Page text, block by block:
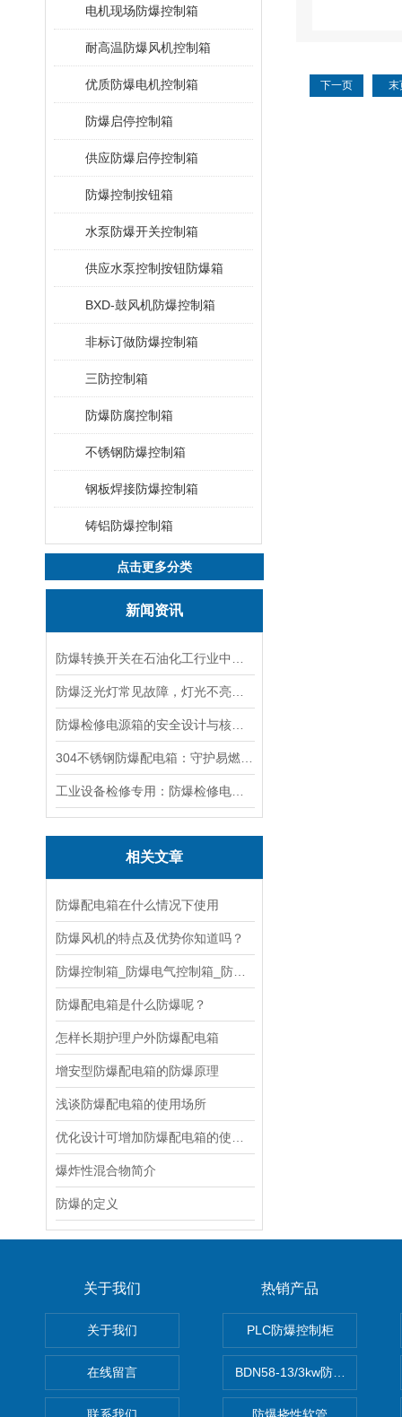
电机现场防爆控制箱
耐高温防爆风机控制箱
优质防爆电机控制箱
防爆启停控制箱
供应防爆启停控制箱
防爆控制按钮箱
水泵防爆开关控制箱
供应水泵控制按钮防爆箱
BXD-鼓风机防爆控制箱
非标订做防爆控制箱
三防控制箱
防爆防腐控制箱
不锈钢防爆控制箱
钢板焊接防爆控制箱
铸铝防爆控制箱
点击更多分类
新闻资讯
相关文章
防爆配电箱在什么情况下使用
防爆风机的特点及优势你知道吗？
防爆配电箱是什么防爆呢？
怎样长期护理户外防爆配电箱
增安型防爆配电箱的防爆原理
浅谈防爆配电箱的使用场所
爆炸性混合物简介
防爆的定义
下一页 末
关于我们
关于我们
在线留言
热销产品
PLC防爆控制柜
BDN58-13/3kw防爆电热油汀